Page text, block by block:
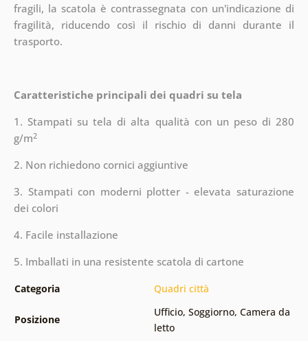
fragili, la scatola è contrassegnata con un'indicazione di
fragilità, riducendo così il rischio di danni durante il
trasporto.
Caratteristiche principali dei quadri su tela
1. Stampati su tela di alta qualità con un peso di 280
g/m2
2. Non richiedono cornici aggiuntive
3. Stampati con moderni plotter - elevata saturazione
dei colori
4. Facile installazione
5. Imballati in una resistente scatola di cartone
Categoria Quadri città
Posizione
Ufficio, Soggiorno, Camera da
letto